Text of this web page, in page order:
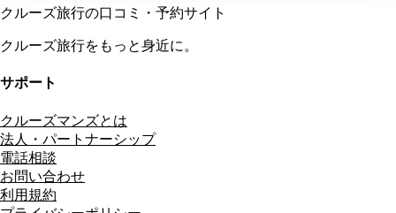
クルーズ旅行の口コミ・予約サイト
クルーズ旅行をもっと身近に。
サポート
クルーズマンズとは
法人・パートナーシップ
電話相談
お問い合わせ
利用規約